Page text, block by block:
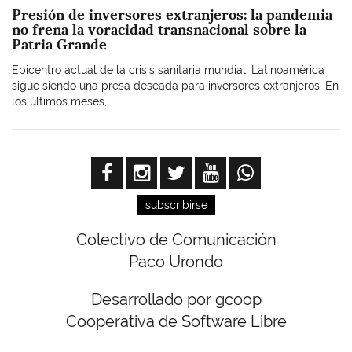
Presión de inversores extranjeros: la pandemia
no frena la voracidad transnacional sobre la
Patria Grande
Epicentro actual de la crisis sanitaria mundial, Latinoamérica
sigue siendo una presa deseada para inversores extranjeros. En
los últimos meses,...
subscribirse
Colectivo de Comunicación
Paco Urondo
Desarrollado por gcoop
Cooperativa de Software Libre